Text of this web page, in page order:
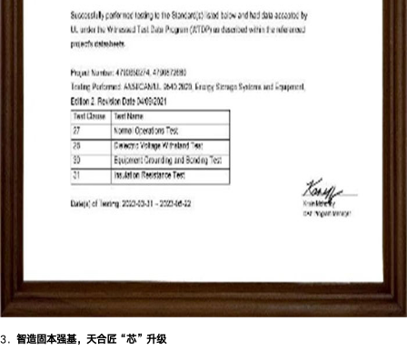
3． 智造固本强基，天合匠“芯”升级